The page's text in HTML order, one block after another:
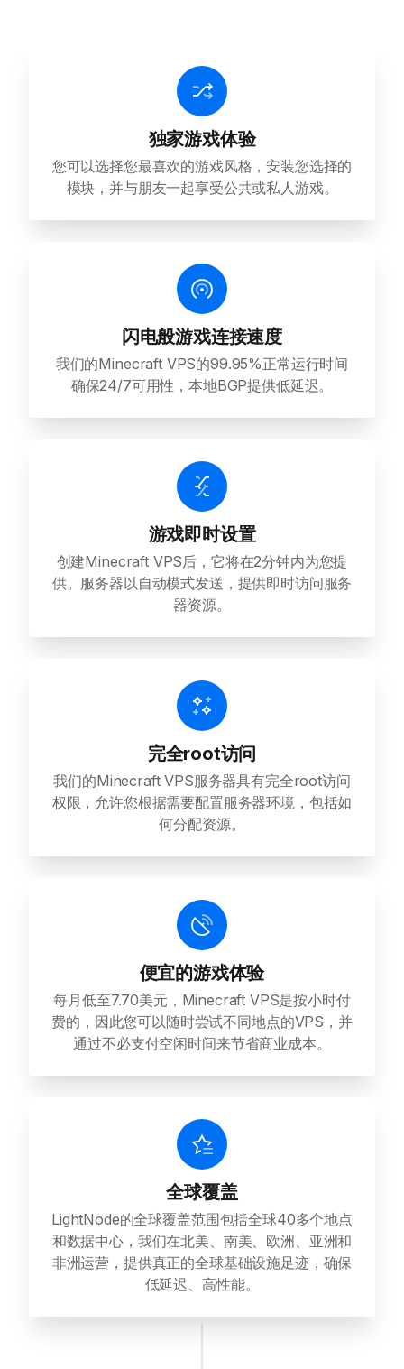
独家游戏体验
您可以选择您最喜欢的游戏风格，安装您选择的
模块，并与朋友一起享受公共或私人游戏。
闪电般游戏连接速度
我们的Minecraft VPS的99.95%正常运行时间
确保24/7可用性，本地BGP提供低延迟。
游戏即时设置
创建Minecraft VPS后，它将在2分钟内为您提
供。服务器以自动模式发送，提供即时访问服务
器资源。
完全root访问
我们的Minecraft VPS服务器具有完全root访问
权限，允许您根据需要配置服务器环境，包括如
何分配资源。
便宜的游戏体验
每月低至7.70美元，Minecraft VPS是按小时付
费的，因此您可以随时尝试不同地点的VPS，并
通过不必支付空闲时间来节省商业成本。
全球覆盖
LightNode的全球覆盖范围包括全球40多个地点
和数据中心，我们在北美、南美、欧洲、亚洲和
非洲运营，提供真正的全球基础设施足迹，确保
低延迟、高性能。